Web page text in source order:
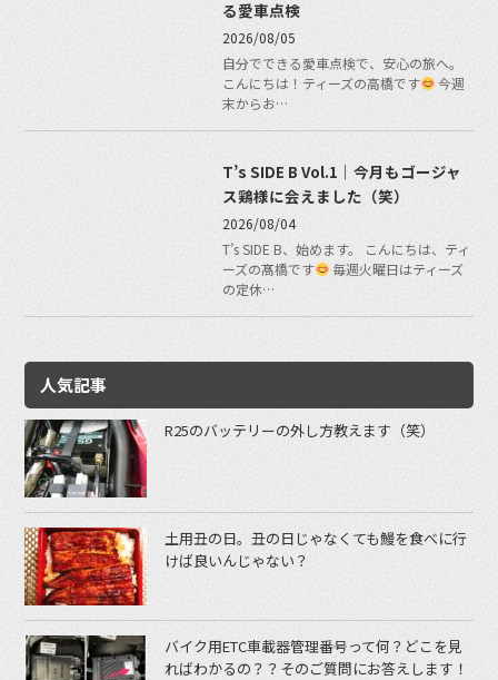
る愛車点検
2026/08/05
自分でできる愛車点検で、安心の旅へ。
こんにちは！ティーズの高橋です
今週
末からお…
T’s SIDE B Vol.1｜今月もゴージャ
ス鶏様に会えました（笑）
2026/08/04
T’s SIDE B、始めます。 こんにちは、ティ
ーズの髙橋です
毎週火曜日はティーズ
の定休…
人気記事
R25のバッテリーの外し方教えます（笑）
土用丑の日。丑の日じゃなくても鰻を食べに行
けば良いんじゃない？
バイク用ETC車載器管理番号って何？どこを見
ればわかるの？？そのご質問にお答えします！